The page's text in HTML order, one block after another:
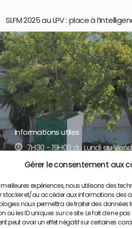
Gérer le consentement aux
meilleures expériences, nous utilisons des
stocker et/ou accéder aux informations des
nous permettra de traiter des données
ou les ID uniques sur ce site. Le fait de ne
peut avoir un effet négatif sur certaines
SLFM 2025 au LPV : place à
Informations utiles
7H30 - 19H00 du Lundi au
+212 5 35 52 17 51 /52
contact@lyceepaulvalery-
Boulevard Moulay Youssef BP
Meknès